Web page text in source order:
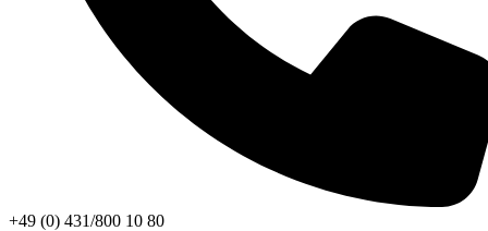
+49 (0) 431/800 10 80